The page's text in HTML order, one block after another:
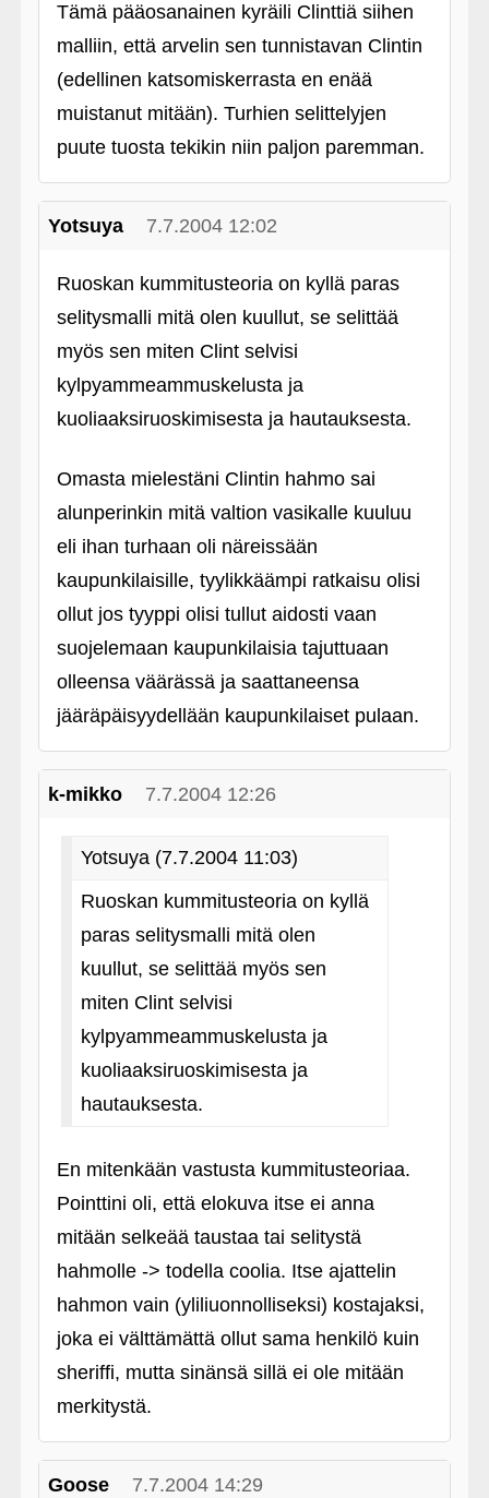
Tämä pääosanainen kyräili Clinttiä siihen
malliin, että arvelin sen tunnistavan Clintin
(edellinen katsomiskerrasta en enää
muistanut mitään). Turhien selittelyjen
puute tuosta tekikin niin paljon paremman.
Yotsuya 7.7.2004 12:02
Ruoskan kummitusteoria on kyllä paras
selitysmalli mitä olen kuullut, se selittää
myös sen miten Clint selvisi
kylpyammeammuskelusta ja
kuoliaaksiruoskimisesta ja hautauksesta.
Omasta mielestäni Clintin hahmo sai
alunperinkin mitä valtion vasikalle kuuluu
eli ihan turhaan oli näreissään
kaupunkilaisille, tyylikkäämpi ratkaisu olisi
ollut jos tyyppi olisi tullut aidosti vaan
suojelemaan kaupunkilaisia tajuttuaan
olleensa väärässä ja saattaneensa
jääräpäisyydellään kaupunkilaiset pulaan.
k-mikko 7.7.2004 12:26
Yotsuya (7.7.2004 11:03)
Ruoskan kummitusteoria on kyllä
paras selitysmalli mitä olen
kuullut, se selittää myös sen
miten Clint selvisi
kylpyammeammuskelusta ja
kuoliaaksiruoskimisesta ja
hautauksesta.
En mitenkään vastusta kummitusteoriaa.
Pointtini oli, että elokuva itse ei anna
mitään selkeää taustaa tai selitystä
hahmolle -> todella coolia. Itse ajattelin
hahmon vain (yliliuonnolliseksi) kostajaksi,
joka ei välttämättä ollut sama henkilö kuin
sheriffi, mutta sinänsä sillä ei ole mitään
merkitystä.
Goose 7.7.2004 14:29